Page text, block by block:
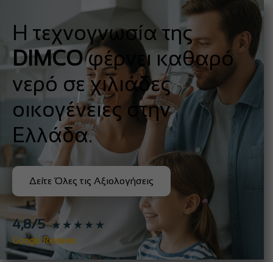
Η τεχνογνωσία της
DIMCOφέρνει καθαρό
νερό σε χιλιάδες
οικογένειες στην
Ελλάδα.
Δείτε Όλες τις Αξιολογήσεις
4,8/5 ★★★★★
Google Reviews